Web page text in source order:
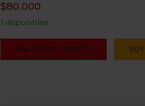
$80.000
1 disponibles
AÑADIR AL CARRITO